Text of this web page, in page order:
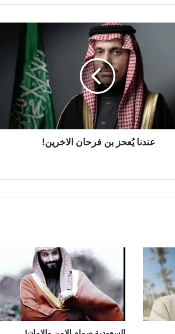
محمد بن عبدالله الحوطي القيمة المضافة
للفكر والثقافة والتاريخ !
العثمان يتقدم بالشكر والتقدير لكلا من
القنصل العام في الإسكندرية وسفير
المملكة لدي بيروت
عندما يحمي ربان السفينة الأشقاء والأصدقاء
الريال السعودي عندما يحمل ذاكرة وطن !
أنتظرونا الخميس علي قناة العروبة”
السعودية تقود تحالف بحري دفاعي متعدد
الجنسيات لحماية الملاحة الدولية”
عندنا يُعحز بن فرحان الاخرين!